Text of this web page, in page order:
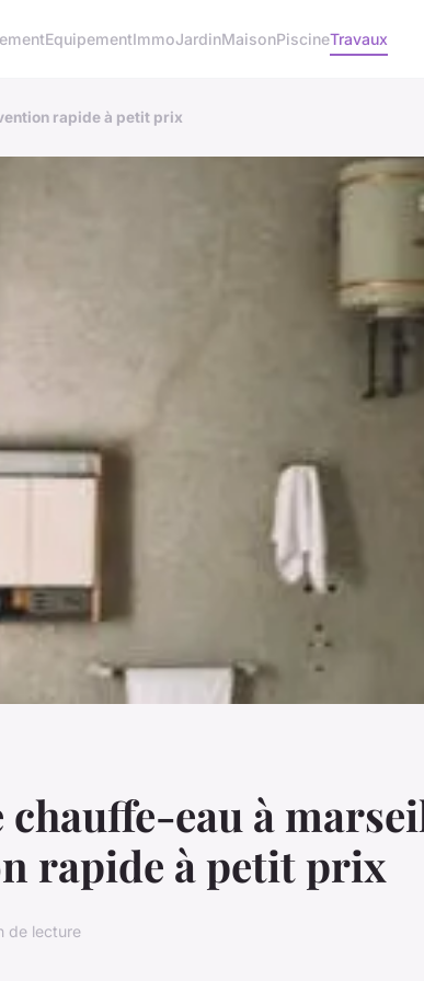
EquipementImmoJardinMaisonPiscineTravaux
rapide à petit prix
chauffe-eau à
rapide à petit prix
de lecture